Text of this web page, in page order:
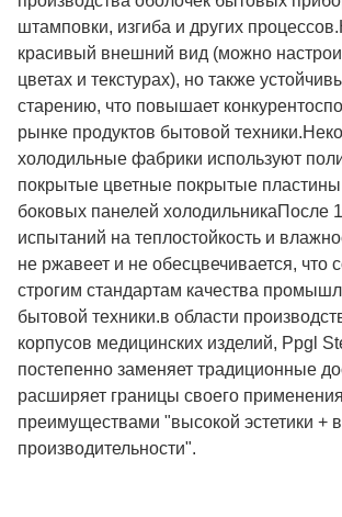
штамповки, изгиба и других
красивый внешний вид (можно
цветах и текстурах), но также
старению, что повышает
рынке продуктов бытовой
холодильные фабрики используют
покрытые цветные покрытые
боковых панелей холодильникаПосле
испытаний на теплостойкость и
не ржавеет и не обесцвечивается, что
строгим стандартам качества
бытовой техники.в области
корпусов медицинских изделий, Ppgl
постепенно заменяет традиционные
расширяет границы своего
преимуществами "высокой эстетики +
производительности".